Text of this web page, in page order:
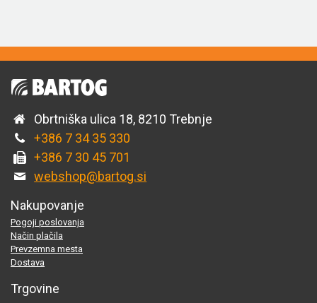
Obrtniška ulica 18, 8210 Trebnje
+386 7 34 35 330
+386 7 30 45 701
webshop@bartog.si
Nakupovanje
Pogoji poslovanja
Način plačila
Prevzemna mesta
Dostava
Trgovine